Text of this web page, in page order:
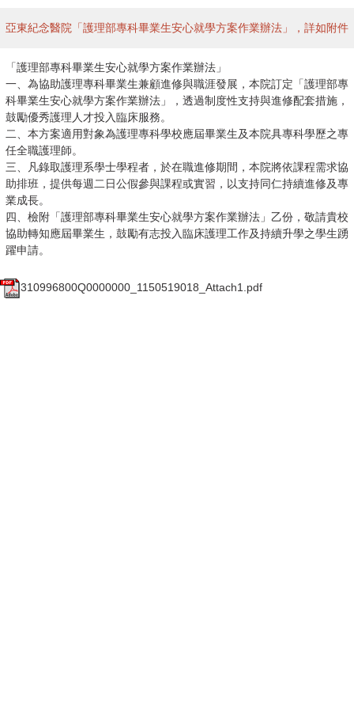
亞東紀念醫院「護理部專科畢業生安心就學方案作業辦法」，詳如附件
「護理部專科畢業生安心就學方案作業辦法」
一、為協助護理專科畢業生兼顧進修與職涯發展，本院訂定「護理部專
科畢業生安心就學方案作業辦法」，透過制度性支持與進修配套措施，
鼓勵優秀護理人才投入臨床服務。
二、本方案適用對象為護理專科學校應屆畢業生及本院具專科學歷之專
任全職護理師。
三、凡錄取護理系學士學程者，於在職進修期間，本院將依課程需求協
助排班，提供每週二日公假參與課程或實習，以支持同仁持續進修及專
業成長。
四、檢附「護理部專科畢業生安心就學方案作業辦法」乙份，敬請貴校
協助轉知應屆畢業生，鼓勵有志投入臨床護理工作及持續升學之學生踴
躍申請。
310996800Q0000000_1150519018_Attach1.pdf